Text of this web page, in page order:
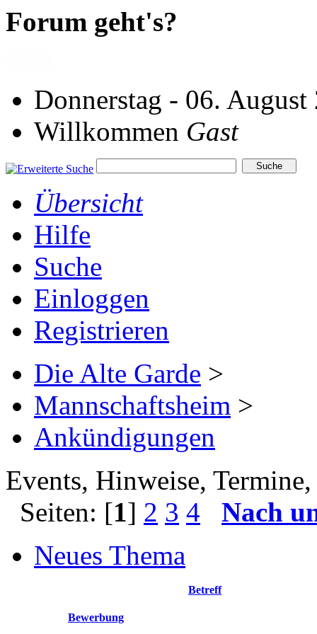
Forum geht's?
Donnerstag - 06.
Willkommen Gast
Übersicht
Hilfe
Suche
Einloggen
Registrieren
Die Alte Garde >
Mannschaftsheim >
Ankündigungen
Events, Hinweise, Termine,
Seiten: [1] 2 3 4
Nach
Neues Thema
Betreff
Bewerbung